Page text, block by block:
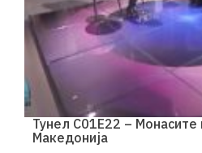
Тунел С01Е22 –
Македонија